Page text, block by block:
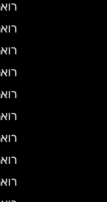
רואה
רואה
רואה
רואה
רואה
רואה
רואה
רואה
רואה